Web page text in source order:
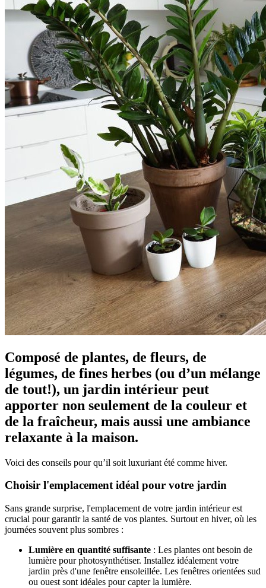
Composé de plantes, de fleurs, de
légumes, de fines herbes (ou d’un mélange
de tout!), un jardin intérieur peut
apporter non seulement de la couleur et
de la fraîcheur, mais aussi une ambiance
relaxante à la maison.
Voici des conseils pour qu’il soit luxuriant été comme hiver.
Choisir l'emplacement idéal pour votre jardin
Sans grande surprise, l'emplacement de votre jardin intérieur est
crucial pour garantir la santé de vos plantes. Surtout en hiver, où les
journées souvent plus sombres :
Lumière en quantité suffisante : Les plantes ont besoin de
lumière pour photosynthétiser. Installez idéalement votre
jardin près d'une fenêtre ensoleillée. Les fenêtres orientées sud
ou ouest sont idéales pour capter la lumière.